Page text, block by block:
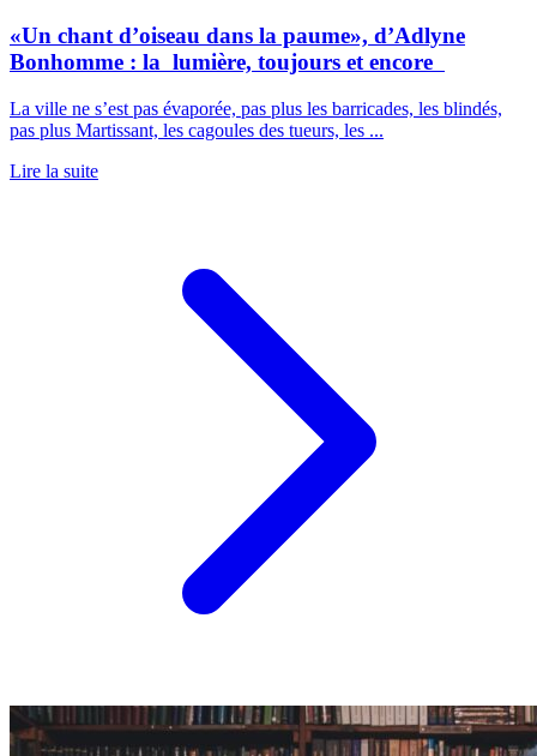
«Un chant d’oiseau dans la paume», d’Adlyne
Bonhomme : la lumière, toujours et encore
La ville ne s’est pas évaporée, pas plus les barricades, les blindés,
pas plus Martissant, les cagoules des tueurs, les ...
Lire la suite